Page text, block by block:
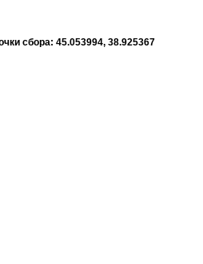
сбора: 45.053994, 38.925367